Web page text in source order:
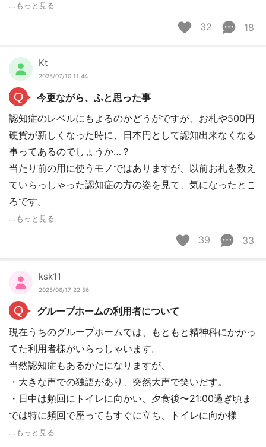
...もっと見る
32 18
Kt
2025/07/10 11:44
Q
今更ながら、ふと思った事
認知症のレベルにもよるのかどうがですが、お札や500円
硬貨が新しくなった時に、日本円として認知出来なくなる
事ってあるのでしょうか…？
当たり前の用に使うモノではありますが、以前お札を数え
ていらっしゃった認知症の方の姿を見て、気になったとこ
ろです。
...もっと見る
39 33
ksk11
2025/06/17 22:56
Q
グループホームの利用者について
現在うちのグループホームでは、もともと精神科にかかっ
てた利用者様がいらっしゃいます。
当然認知症もあるかたになりますが、
・大きな声での独語があり、突然大声で笑いだす。
・日中は頻回にトイレに向かい、夕食後〜21:00過ぎ頃ま
では特に頻回で座ってもすぐに立ち、トイレに向か様
...もっと見る